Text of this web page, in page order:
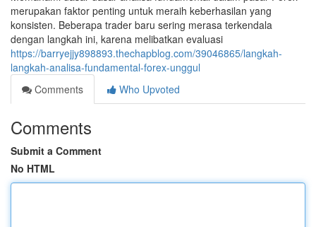
merupakan faktor penting untuk meraih keberhasilan yang
konsisten. Beberapa trader baru sering merasa terkendala
dengan langkah ini, karena melibatkan evaluasi
https://barryejjy898893.thechapblog.com/39046865/langkah-
langkah-analisa-fundamental-forex-unggul
Comments
Who Upvoted
Comments
Submit a Comment
No HTML